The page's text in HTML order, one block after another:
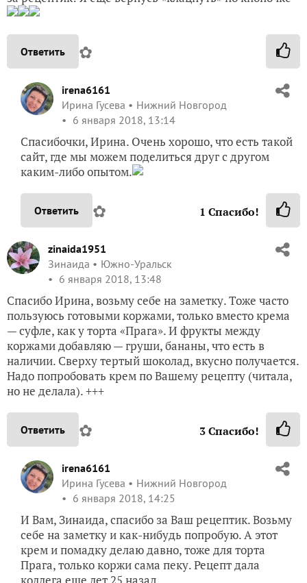
Ответить ✿
irena6161
Ирина Гусева
Нижний Новгород
6 января 2018, 13:14
Спасибочки, Ирина. Очень хорошо, что есть такой
сайт, где мы можем поделиться друг с другом
каким-либо опытом.
Ответить ✿ 1 Спасибо!
zinaida1951
Зинаида
Южно-Уральск
6 января 2018, 13:48
Спасибо Ирина, возьму себе на заметку. Тоже часто
пользуюсь готовыми коржами, только вместо крема
— суфле, как у торта «Прага». И фрукты между
коржами добавляю — груши, бананы, что есть в
наличии. Сверху тертый шоколад, вкусно получается.
Надо попробовать крем по Вашему рецепту (читала,
но не делала). +++
Ответить ✿ 3Спасибо!
irena6161
Ирина Гусева
Нижний Новгород
6 января 2018, 14:25
И Вам, Зинаида, спасибо за Ваш рецептик. Возьму
себе на заметку и как-нибудь попробую. А этот
крем и помадку делаю давно, тоже для торта
Прага, только коржи сама пеку. Рецепт дала